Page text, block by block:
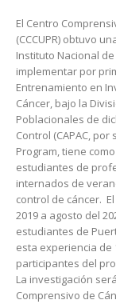
El Centro
(CCCUPR) obtuvo
Instituto Nacional
implementar por
Entrenamiento en
Cáncer, bajo la
Poblacionales de
Control (CAPAC,
Program, tiene
estudiantes de
internados de
control de cáncer.
2019 a agosto del
estudiantes de
esta experiencia de
participantes del
La investigación
Comprensivo de